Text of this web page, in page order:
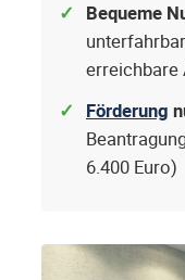
Bequeme
erreichbare
Förderung
6.400 Euro)